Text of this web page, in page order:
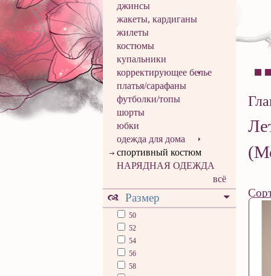
джинсы
жакеты, кардиганы
жилеты
костюмы
купальники
корректирующее белье
платья/сарафаны
футболки/топы
шорты
юбки
одежда для дома
спортивный костюм
НАРЯДНАЯ ОДЕЖДА
всё
Размер
50
52
54
56
58